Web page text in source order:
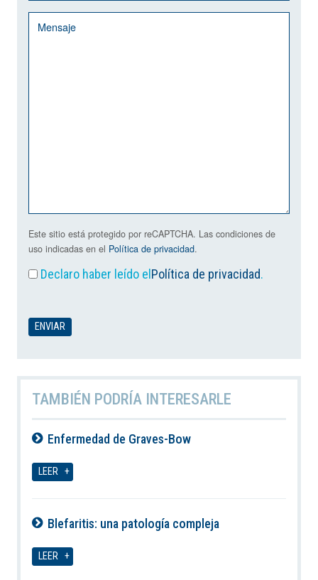
Este sitio está protegido por reCAPTCHA. Las condiciones de
uso indicadas en el Política de privacidad.
Declaro haber leído el Política de privacidad.
TAMBIÉN PODRÍA INTERESARLE
Enfermedad de Graves-Bow
LEER
Blefaritis: una patología compleja
LEER